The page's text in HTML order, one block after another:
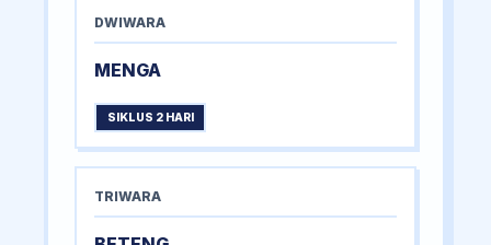
DWIWARA
MENGA
SIKLUS 2 HARI
TRIWARA